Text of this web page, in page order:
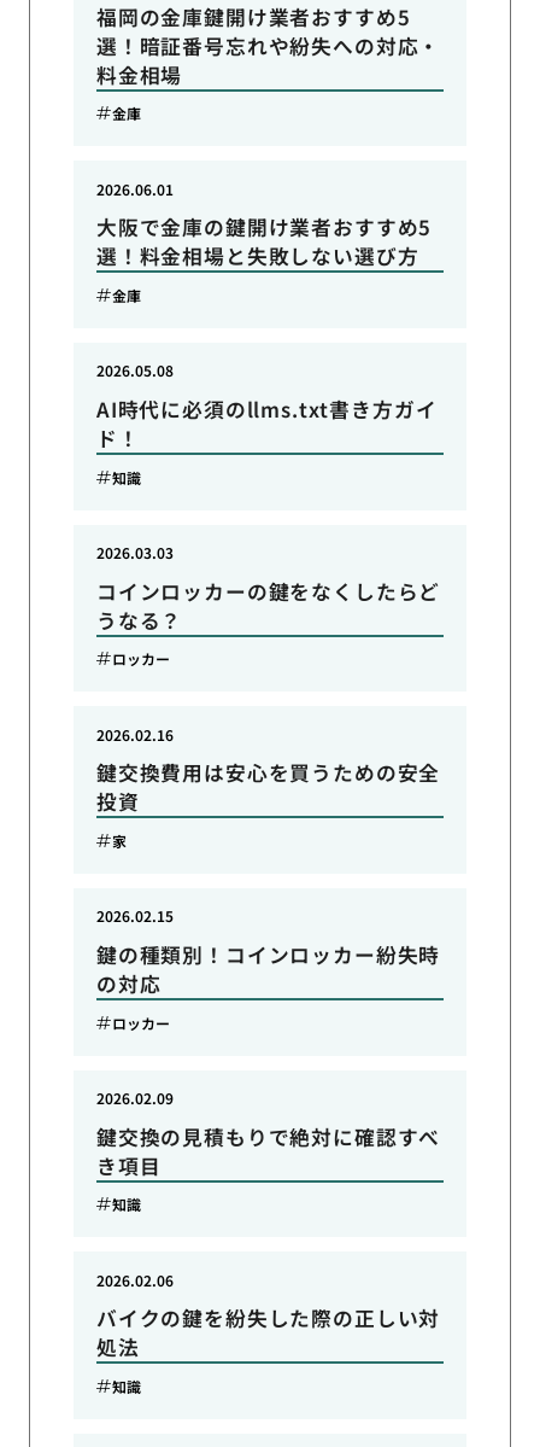
福岡の金庫鍵開け業者おすすめ5
選！暗証番号忘れや紛失への対応・
料金相場
金庫
大阪で金庫の鍵開け業者おすすめ5
選！料金相場と失敗しない選び方
2026.06.01
金庫
AI時代に必須のllms.txt書き方ガイ
ド！
2026.05.08
知識
コインロッカーの鍵をなくしたらど
うなる？
2026.03.03
ロッカー
鍵交換費用は安心を買うための安全
投資
2026.02.16
家
鍵の種類別！コインロッカー紛失時
の対応
2026.02.15
ロッカー
鍵交換の見積もりで絶対に確認すべ
き項目
2026.02.09
知識
バイクの鍵を紛失した際の正しい対
処法
2026.02.06
知識